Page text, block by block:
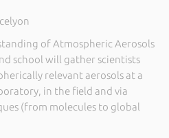
of Atmospheric Aerosols
school will gather scientists
relevant aerosols at a
in the field and via
(from molecules to global